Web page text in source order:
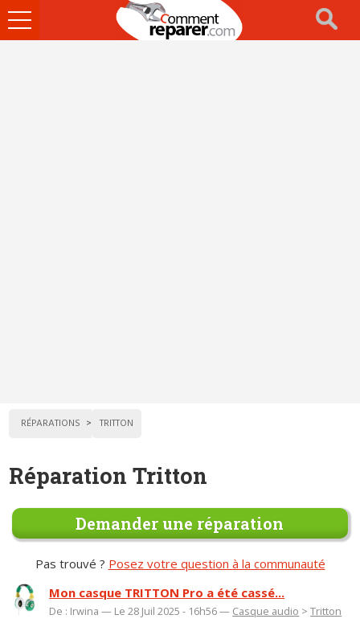
Ouvrir
le
RÉPARATIONS TRITTON
Réparation Tritton
Demander une réparation
Pas trouvé ? Posez votre question à la communauté
Mon casque TRITTON Pro a été cassé...
De : Irwina — Le 28 Juil 2025 - 16h56 — Casque audio >Tritton